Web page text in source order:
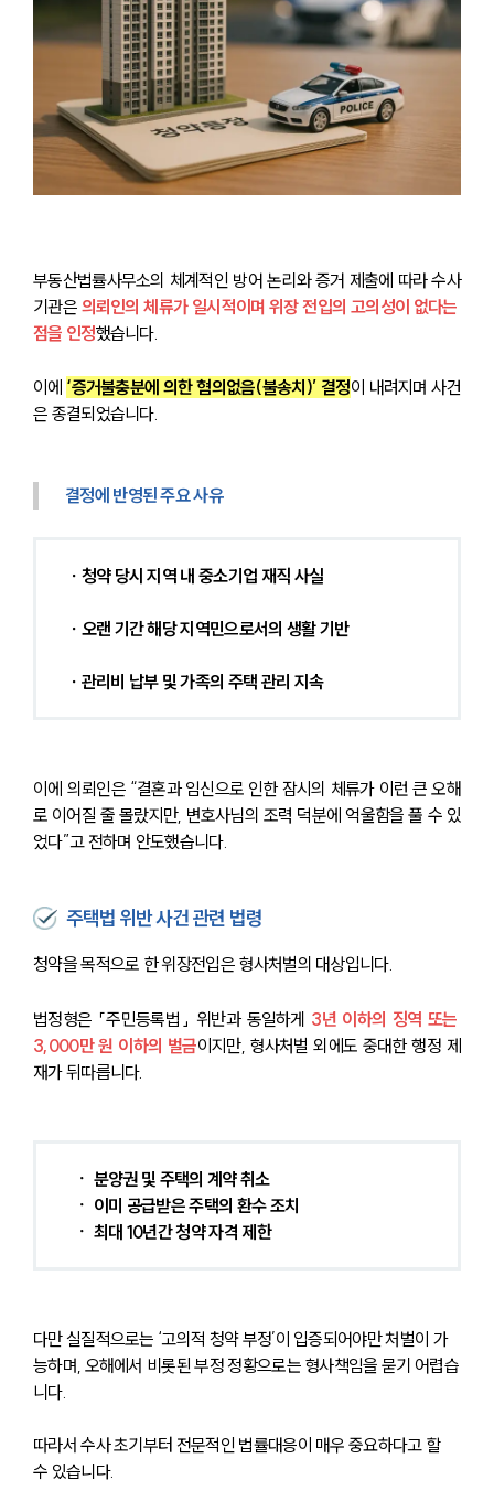
센터소개
대륜의 강점
AI대륜
업무사례
법률정보
법률지식인
고객후기
업무분야
부동산법률사무소의 체계적인 방어 논리와 증거 제출에 따라 수사
기관은 의뢰인의 체류가 일시적이며 위장 전입의 고의성이 없다는
점을 인정했습니다.
이에 ‘증거불충분에 의한 혐의없음(불송치)’ 결정이 내려지며 사건
은 종결되었습니다.
결정에 반영된 주요 사유
∙ 청약 당시 지역 내 중소기업 재직 사실
∙ 오랜 기간 해당 지역민으로서의 생활 기반
∙ 관리비 납부 및 가족의 주택 관리 지속
이에 의뢰인은 “결혼과 임신으로 인한 잠시의 체류가 이런 큰 오해
로 이어질 줄 몰랐지만, 변호사님의 조력 덕분에 억울함을 풀 수 있
었다”고 전하며 안도했습니다.
주택법 위반 사건 관련 법령
청약을 목적으로 한 위장전입은 형사처벌의 대상입니다.
법정형은 「주민등록법」 위반과 동일하게 3년 이하의 징역 또는
3,000만 원 이하의 벌금이지만, 형사처벌 외에도 중대한 행정 제
재가 뒤따릅니다.
ㆍ 분양권 및 주택의 계약 취소
ㆍ 이미 공급받은 주택의 환수 조치
ㆍ 최대 10년간 청약 자격 제한
다만 실질적으로는 ‘고의적 청약 부정’이 입증되어야만 처벌이 가
능하며, 오해에서 비롯된 부정 정황으로는 형사책임을 묻기 어렵습
니다.
따라서 수사 초기부터 전문적인 법률대응이 매우 중요하다고 할
수 있습니다.